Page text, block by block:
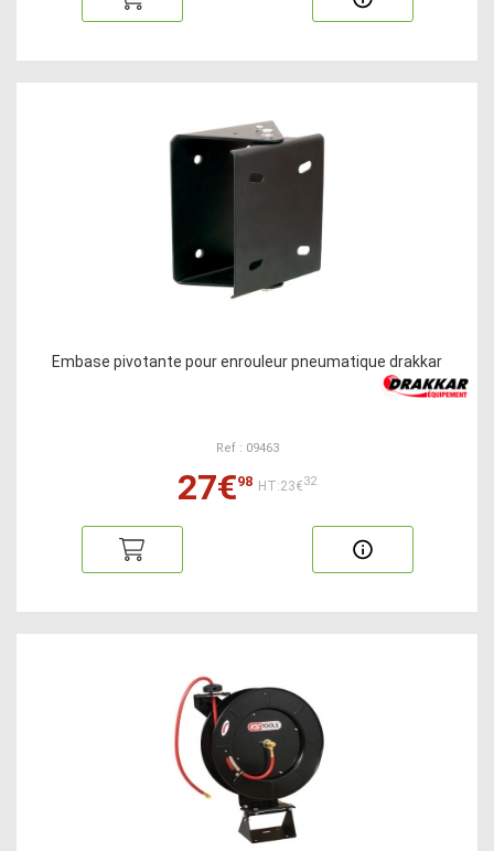
Embase pivotante pour enrouleur pneumatique drakkar
Ref : 09463
27€98 HT:23€32